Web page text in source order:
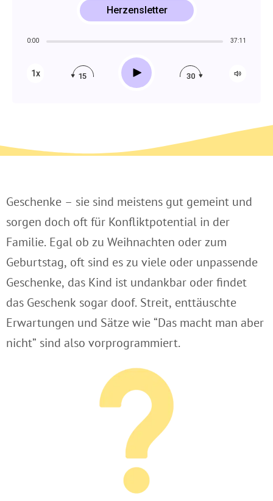
0:00 37:11
1x 15 Play 30
Herzensletter
Geschenke – sie sind meistens gut gemeint und
sorgen doch oft für Konfliktpotential in der
Familie. Egal ob zu Weihnachten oder zum
Geburtstag, oft sind es zu viele oder unpassende
Geschenke, das Kind ist undankbar oder findet
das Geschenk sogar doof. Streit, enttäuschte
Erwartungen und Sätze wie “Das macht man aber
nicht” sind also vorprogrammiert.